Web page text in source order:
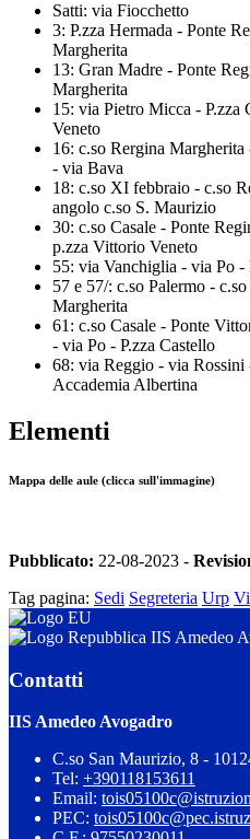
Satti: via Fiocchetto
3: P.zza Hermada - Ponte
Margherita
13: Gran Madre - Ponte
Margherita
15: via Pietro Micca -
Veneto
16: c.so Rergina
- via Bava
18: c.so XI febbraio - c.so
angolo c.so S. Maurizio
30: c.so Casale - Ponte
p.zza Vittorio Veneto
55: via Vanchiglia - via Po -
57 e 57/: c.so Palermo -
Margherita
61: c.so Casale - Ponte
- via Po - P.zza Castello
68: via Reggio - via
Accademia Albertina
Elementi
Mappa delle aule (clicca sull'immagine)
Pubblicato: 22-08-2023 -
Tag pagina: Sedi Segreteria Urp
IIS Amedeo
Contatti
IIS Amedeo Avogadro
C.so San Maurizio, 8 -
Tel: +390118153611
Email:
PEC: